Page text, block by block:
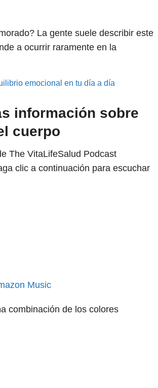
La gente suele describir este
a ocurrir raramente en la
emocional en tu día a día
información sobre
cuerpo
The VitaLifeSalud Podcast
clic a continuación para escuchar
Music
combinación de los colores